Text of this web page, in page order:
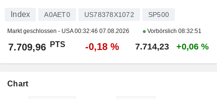
Index A0AET0 US78378X1072 SP500
Markt geschlossen - USA00:32:46 07.08.2026 Vorbörslich 08:32:51
7.709,96 PTS -0,18 % 7.714,23 +0,06 %
Chart